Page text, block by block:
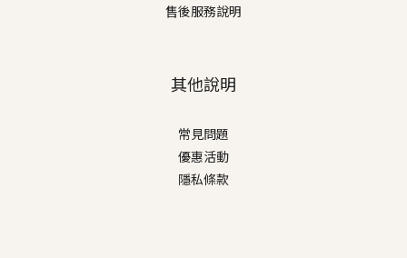
售後服務說明
其他說明
常見問題
優惠活動
隱私條款